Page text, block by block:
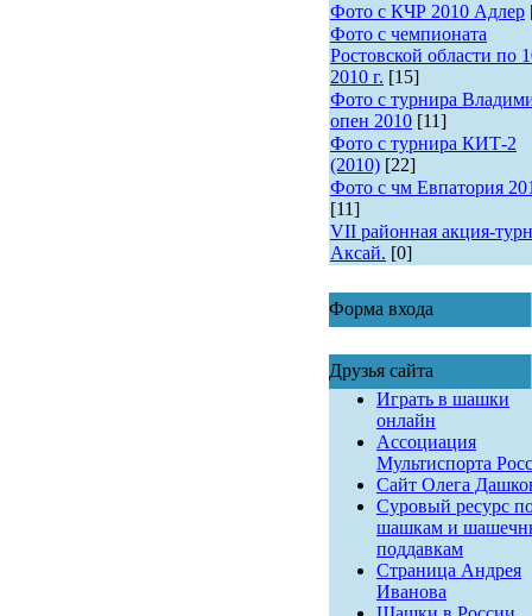
Фото с КЧР 2010 Адлер
Фото с чемпионата
Ростовской области по
2010 г. [15]
Фото с турнира
опен 2010 [11]
Фото с турнира КИТ-2
(2010) [22]
Фото с чм Евпатория
[11]
VII районная акция-
Аксай. [0]
Форма входа
Друзья сайта
Играть в шашки
онлайн
Ассоциация
Мультиспорта
Сайт Олега
Суровый ресурс
шашкам и
поддавкам
Страница Андрея
Иванова